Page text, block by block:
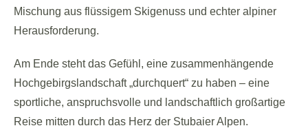
Mischung aus flüssigem Skigenuss und echter alpiner
Herausforderung.
Am Ende steht das Gefühl, eine zusammenhängende
Hochgebirgslandschaft „durchquert“ zu haben – eine
sportliche, anspruchsvolle und landschaftlich großartige
Reise mitten durch das Herz der Stubaier Alpen.